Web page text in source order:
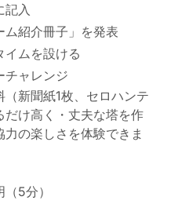
記入
紹介冊子」を発表
イムを設ける
ャレンジ
（新聞紙1枚、セロハンテ
だけ高く・丈夫な塔を作
の楽しさを体験できま
5分）